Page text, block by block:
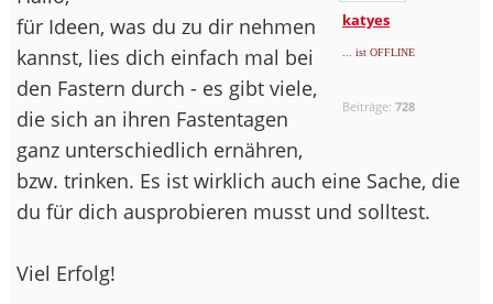
katyes
... ist OFFLINE
Beiträge:728
für Ideen, was du zu dir nehmen
kannst, lies dich einfach mal bei
den Fastern durch - es gibt viele,
die sich an ihren Fastentagen
ganz unterschiedlich ernähren,
bzw. trinken. Es ist wirklich auch eine Sache, die
du für dich ausprobieren musst und solltest.
Viel Erfolg!